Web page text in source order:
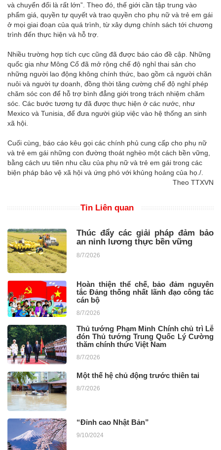
và chuyển đổi là rất lớn”. Theo đó, thế giới cần tập trung vào
phẩm giá, quyền tự quyết và trao quyền cho phụ nữ và trẻ em gái
ở mọi giai đoạn của quá trình, từ xây dựng chính sách tới chương
trình đến thực hiện và hỗ trợ.
Nhiều trường hợp tích cực cũng đã được báo cáo đề cập. Những
quốc gia như Mông Cổ đã mở rộng chế độ nghỉ thai sản cho
những người lao động không chính thức, bao gồm cả người chăn
nuôi và người tự doanh, đồng thời tăng cường chế độ nghỉ phép
chăm sóc con để hỗ trợ bình đẳng giới trong trách nhiệm chăm
sóc. Các bước tương tự đã được thực hiện ở các nước, như
Mexico và Tunisia, để đưa người giúp việc vào hệ thống an sinh
xã hội.
Cuối cùng, báo cáo kêu gọi các chính phủ cung cấp cho phụ nữ
và trẻ em gái những con đường thoát nghèo một cách bền vững,
bằng cách ưu tiên nhu cầu của phụ nữ và trẻ em gái trong các
biện pháp bảo vệ xã hội và ứng phó với khủng hoảng của họ./.
Theo TTXVN
Tin Liên quan
Thúc đẩy các giải pháp đảm bảo
an ninh lương thực bền vững
8/7/2026
Hoàn thiện thể chế, bảo đảm nguyên
tắc Đảng thống nhất lãnh đạo công tác
cán bộ
8/7/2026
Thủ tướng Phạm Minh Chính chủ trì Lễ
đón Thủ tướng Trung Quốc Lý Cường
thăm chính thức Việt Nam
8/7/2026
Một thế hệ chủ động trước thiên tai
8/7/2026
“Đỉnh cao Nhật Bản”
9/10/2024